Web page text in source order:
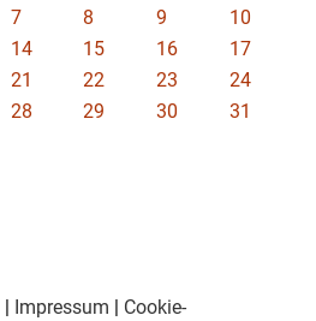
7 8 9
10
14 15 16
17
21 22 23
24
28 29 30
31
| Impressum | Cookie-